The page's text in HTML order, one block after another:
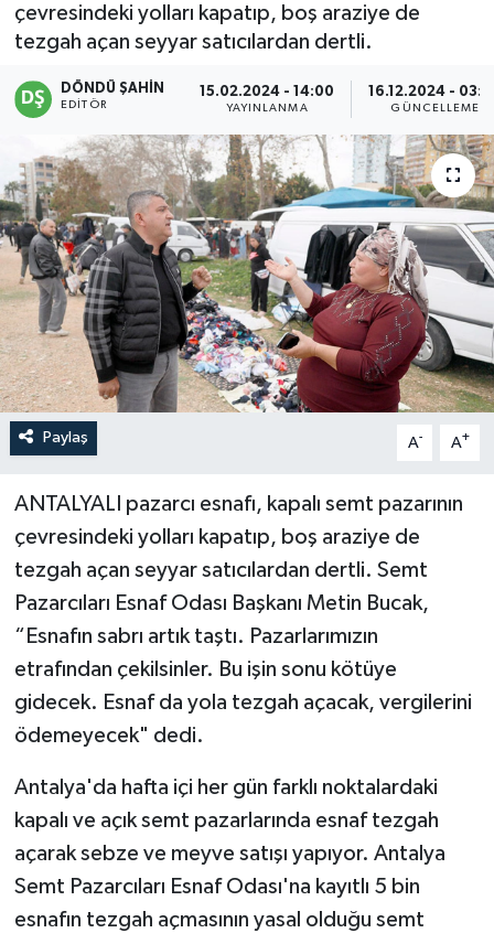
çevresindeki yolları kapatıp, boş araziye de
tezgah açan seyyar satıcılardan dertli.
DÖNDÜ ŞAHİN
EDITÖR
15.02.2024 - 14:00
YAYINLANMA
16.12.2024 -
GÜNCELLEME
Paylaş A- A+
ANTALYALI pazarcı esnafı, kapalı semt pazarının
çevresindeki yolları kapatıp, boş araziye de
tezgah açan seyyar satıcılardan dertli. Semt
Pazarcıları Esnaf Odası Başkanı Metin Bucak,
“Esnafın sabrı artık taştı. Pazarlarımızın
etrafından çekilsinler. Bu işin sonu kötüye
gidecek. Esnaf da yola tezgah açacak, vergilerini
ödemeyecek" dedi.
Antalya'da hafta içi her gün farklı noktalardaki
kapalı ve açık semt pazarlarında esnaf tezgah
açarak sebze ve meyve satışı yapıyor. Antalya
Semt Pazarcıları Esnaf Odası'na kayıtlı 5 bin
esnafın tezgah açmasının yasal olduğu semt